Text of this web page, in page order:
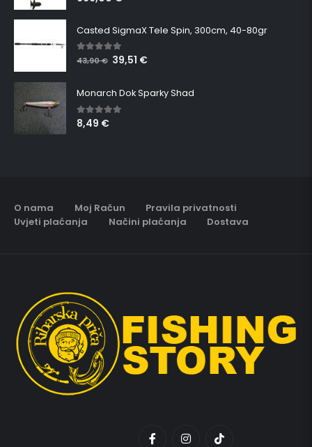
Casted SigmaX Tele Spin, 300cm, 40-80gr
5.00out of 5
43,90€ 39,51 €
Monarch Dok Sparky Shad
5.00 out of 5
8,49 €
O nama Moj Račun
Pravila privatnosti
Uvjeti plaćanja
Načini plaćanja Dostava